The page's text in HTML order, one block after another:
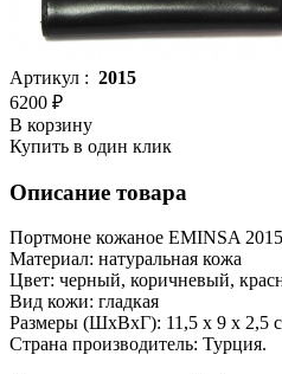
Артикул : 2015
6200 ₽
В корзину
Купить в один клик
Описание товара
Портмоне кожаное EMINSA
Материал: натуральная кожа
Цвет: черный, коричневый,
Вид кожи: гладкая
Размеры (ШxВxГ): 11,5 x 9 x 2,5
Страна производитель: Турция.